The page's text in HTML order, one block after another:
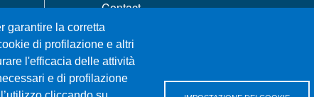
garantire la corretta
di profilazione e altri
l'efficacia delle attività
e di profilazione
Contact
Accessibility statement
Privacy and cookie policy
Sitemap